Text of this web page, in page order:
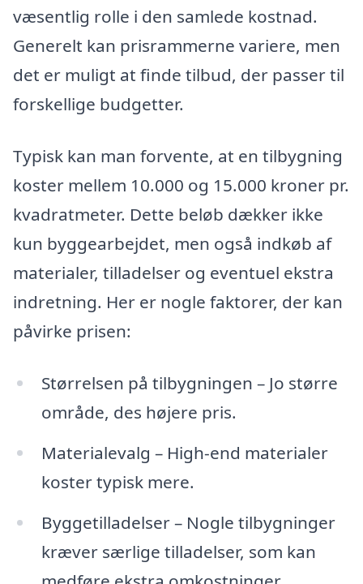
væsentlig rolle i den samlede kostnad.
Generelt kan prisrammerne variere, men
det er muligt at finde tilbud, der passer til
forskellige budgetter.
Typisk kan man forvente, at en tilbygning
koster mellem 10.000 og 15.000 kroner pr.
kvadratmeter. Dette beløb dækker ikke
kun byggearbejdet, men også indkøb af
materialer, tilladelser og eventuel ekstra
indretning. Her er nogle faktorer, der kan
påvirke prisen:
Størrelsen på tilbygningen – Jo større
område, des højere pris.
Materialevalg – High-end materialer
koster typisk mere.
Byggetilladelser – Nogle tilbygninger
kræver særlige tilladelser, som kan